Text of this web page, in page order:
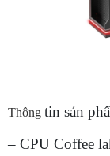
Thông tin sản
– CPU Coffee